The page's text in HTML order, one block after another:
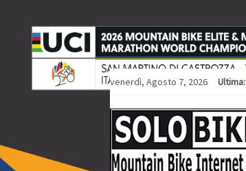
venerdì, Agosto 7, 2026 Ultima: